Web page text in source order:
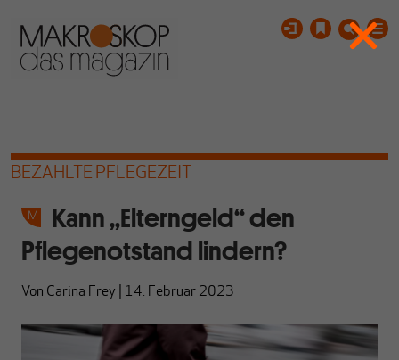
BEZAHLTE PFLEGEZEIT
Kann „Elterngeld“ den
Pflegenotstand lindern?
Von Carina Frey 14. Februar 2023